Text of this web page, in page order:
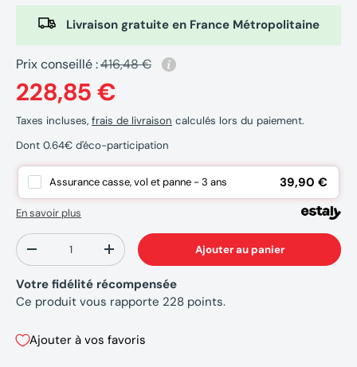
Livraison gratuite en France Métropolitaine
Prix conseillé :416,48 €
228,85 €
Taxes incluses, frais de livraison calculés lors du paiement.
Dont 0.64€ d'éco-participation
Assurance casse, vol et panne - 3 ans 39,90 €
En savoir plus
Qté
-
+ Ajouter au panier
Votre fidélité récompensée
Ce produit vous rapporte 228 points.
Ajouter à vos favoris